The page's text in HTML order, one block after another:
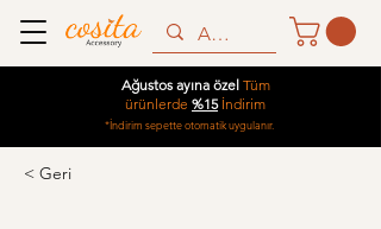
Ağustos ayına özel Tüm
ürünlerde %15İndirim
*İndirim sepette otomatik uygulanır.
< Geri